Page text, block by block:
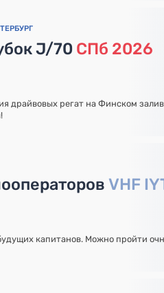
J/70 СПб 2026
драйвовых регат на Финском
VHF
капитанов. Можно пройти